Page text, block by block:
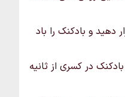
دهید و بادکنک را باد
در کسری از ثانیه